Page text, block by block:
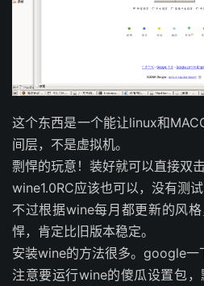
这个东西是一个能让linux和
间层，不是虚拟机。
剽悍的玩意！装好就可以直接双
wine1.0RC应该也可以，没有测试
不过根据wine每月都更新的风
悍，肯定比旧版本稳定。
安装wine的方法很多。google一
注意要运行wine的傻瓜设置包